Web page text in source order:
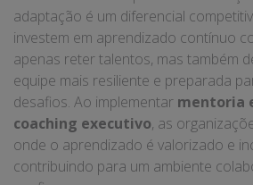
adaptação é um diferencial
investem em aprendizado contínuo
apenas reter talentos, mas também
equipe mais resiliente e preparada
desafios. Ao implementar mentoria
coaching executivo, as
onde o aprendizado é valorizado e
contribuindo para um ambiente